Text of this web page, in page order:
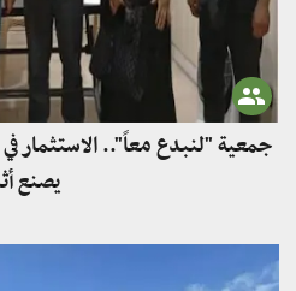
جمعية "لنبدع معاً".. الاستثمار
يصنع